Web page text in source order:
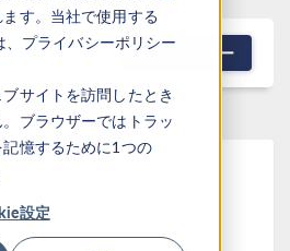
す。当社で使用する
プライバシーポリシー
サイトを訪問したとき
ブラウザーではトラッ
憶するために1つの
設定
フィルター
cannot be